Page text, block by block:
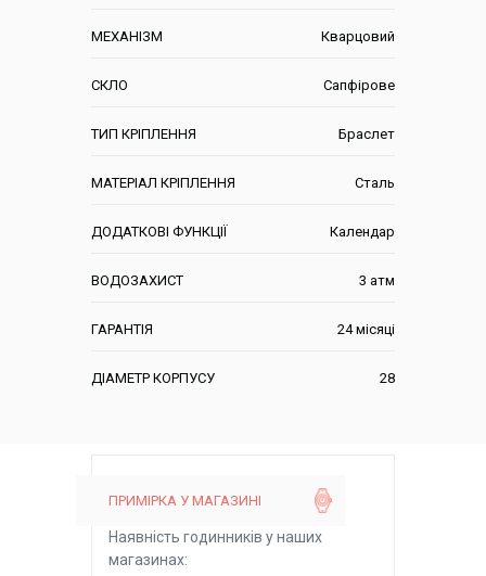
МЕХАНІЗМ Кварцовий
СКЛО Сапфірове
ТИП КРІПЛЕННЯ Браслет
МАТЕРІАЛ КРІПЛЕННЯ Сталь
ДОДАТКОВІ ФУНКЦІЇ Календар
ВОДОЗАХИСТ 3 атм
ГАРАНТІЯ 24 місяці
ДІАМЕТР КОРПУСУ 28
ПРИМІРКА У МАГАЗИНІ
Наявність годинників у наших
магазинах: